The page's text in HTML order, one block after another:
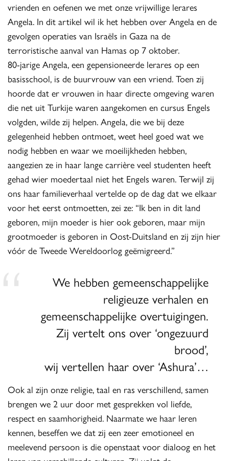
vrienden en oefenen we met onze vrijwillige lerares
Angela. In dit artikel wil ik het hebben over Angela en de
gevolgen operaties van Israëls in Gaza na de
terroristische aanval van Hamas op 7 oktober.
80-jarige Angela, een gepensioneerde lerares op een
basisschool, is de buurvrouw van een vriend. Toen zij
hoorde dat er vrouwen in haar directe omgeving waren
die net uit Turkije waren aangekomen en cursus Engels
volgden, wilde zij helpen. Angela, die we bij deze
gelegenheid hebben ontmoet, weet heel goed wat we
nodig hebben en waar we moeilijkheden hebben,
aangezien ze in haar lange carrière veel studenten heeft
gehad wier moedertaal niet het Engels waren. Terwijl zij
ons haar familieverhaal vertelde op de dag dat we elkaar
voor het eerst ontmoetten, zei ze: “Ik ben in dit land
geboren, mijn moeder is hier ook geboren, maar mijn
grootmoeder is geboren in Oost-Duitsland en zij zijn hier
vóór de Tweede Wereldoorlog geëmigreerd.”
We hebben gemeenschappelijke
religieuze verhalen en
gemeenschappelijke overtuigingen.
Zij vertelt ons over ‘ongezuurd
brood’,
wij vertellen haar over ‘Ashura’…
Ook al zijn onze religie, taal en ras verschillend, samen
brengen we 2 uur door met gesprekken vol liefde,
respect en saamhorigheid. Naarmate we haar leren
kennen, beseffen we dat zij een zeer emotioneel en
meelevend persoon is die openstaat voor dialoog en het